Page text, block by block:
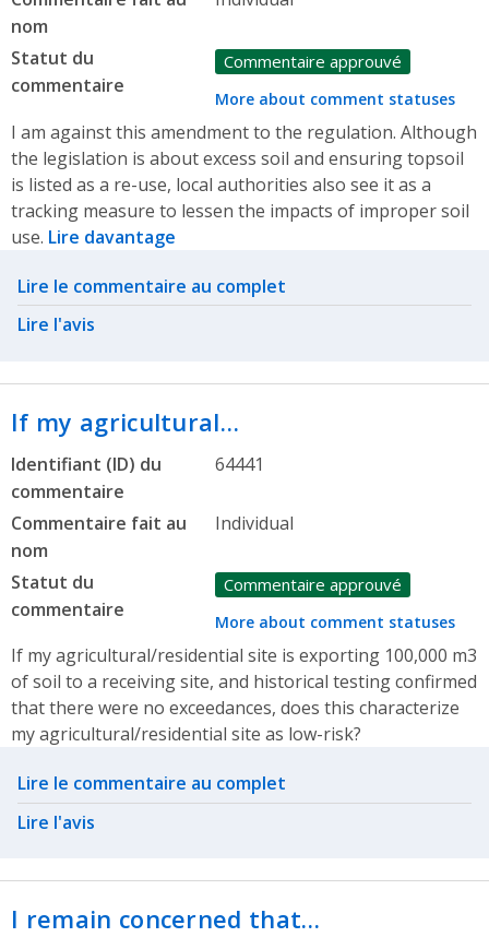
nom
Statut du
commentaire
Commentaire approuvé
More about comment statuses
I am against this amendment to the regulation. Although
the legislation is about excess soil and ensuring topsoil
is listed as a re-use, local authorities also see it as a
tracking measure to lessen the impacts of improper soil
use. Lire davantage
Related actions
Lire le commentaire au complet
Lire l'avis
If my agricultural…
Identifiant (ID) du
commentaire
64441
Commentaire fait au
nom
Individual
Statut du
commentaire
Commentaire approuvé
More about comment statuses
If my agricultural/residential site is exporting 100,000 m3
of soil to a receiving site, and historical testing confirmed
that there were no exceedances, does this characterize
my agricultural/residential site as low-risk?
Related actions
Lire le commentaire au complet
Lire l'avis
I remain concerned that…